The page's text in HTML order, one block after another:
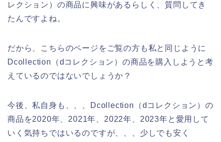
レクション）の商品に興味があるらしく、質問してき
たんですよね。
だから、こちらのページをご覧の方も私と同じように
Dcollection（dコレクション）の商品を購入しようと考
えているのではないでしょうか？
今後、私自身も、、、Dcollection（dコレクション）の
商品を2020年、2021年、2022年、2023年と愛用して
いく気持ちではいるのですが、、、少しでも安く